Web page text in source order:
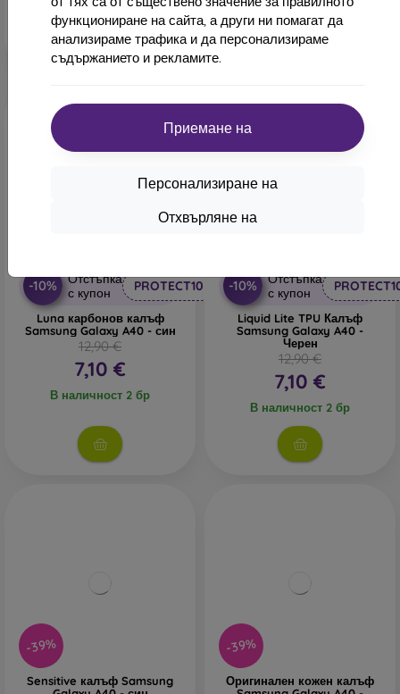
функциониране на сайта, а други ни помагат да
анализираме трафика и да персонализираме
съдържанието и рекламите.
Приемане на
Персонализиране на
Отхвърляне на
Последен брой в наличност
-10%
Отстъпка
с купон
PROTECT10
Luna карбонов калъф
Samsung Galaxy A40 - син
12,90 €
7,10 €
В наличност 2 бр
-10%
Отстъпка
с купон
Liquid Lite TPU Калъф
Samsung Galaxy A40 -
Черен
12,90 €
7,10 €
В наличност 2 бр
-39%
Sensitive калъф Samsung
-39%
Оригинален кожен калъф